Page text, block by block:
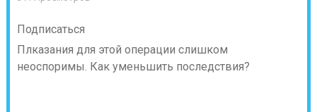
Подписаться
Плказания для этой операции слишком
неоспоримы. Как уменьшить последствия?